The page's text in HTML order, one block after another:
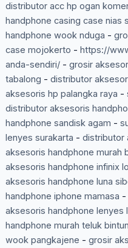
distributor acc hp ogan
handphone casing case nias
handphone wook nduga -
case mojokerto - https://
anda-sendiri/- grosir
tabalong - distributor
aksesoris hp palangka raya -
distributor aksesoris
handphone sandisk agam -
lenyes surakarta - distributor
aksesoris handphone murah
aksesoris handphone infinix
aksesoris handphone luna
handphone iphone mamasa -
aksesoris handphone lenyes
handphone murah teluk
wook pangkajene - grosir